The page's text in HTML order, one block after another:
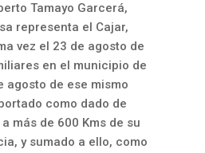
Tamayo Garcerá,
representa el Cajar,
vez el 23 de agosto de
en el municipio de
agosto de ese mismo
como dado de
más de 600 Kms de su
y sumado a ello, como